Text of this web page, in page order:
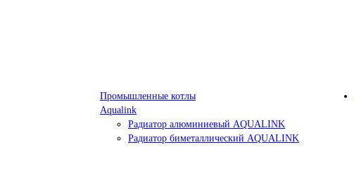
Промышленные котлы
Aqualink
Радиатор алюминиевый AQUALINK
Радиатор биметаллический AQUALINK